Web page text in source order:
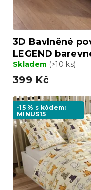
ů
3D Bavlněné
LEGEND
Skladem (>10 ks)
399 Kč
-15 % s kódem:
MINUS15